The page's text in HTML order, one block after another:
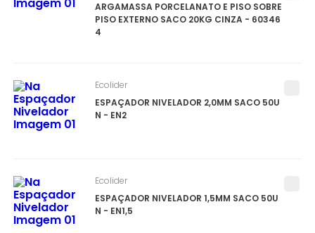
ARGAMASSA PORCELANATO E PISO SOBRE
PISO EXTERNO SACO 20KG CINZA - 60346
4
ESPAÇADOR NIVELADOR 2,0MM SACO 50U
N - EN2
Ecolider
ESPAÇADOR NIVELADOR 1,5MM SACO 50U
N - EN1,5
Ecolider